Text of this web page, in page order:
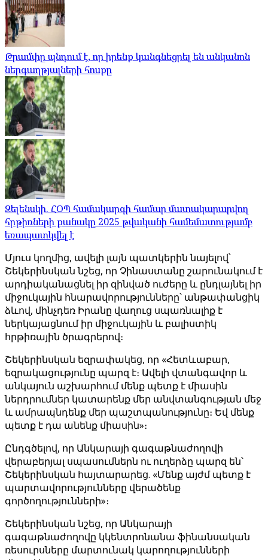
Թրամփը պնդում է, որ իրենք կանգնեցրել են անկանոն
ներգաղթյալների հոսքը
Զելենսկի. ՀՕՊ համակարգի համար մատակարարվող
հրթիռների քանակը 2025 թվականի համեմատությամբ
եռապատկվել է
Մյուս կողմից, ավելի լայն պատկերին նայելով՝
Շեկերինսկան նշեց, որ Չինաստանը շարունակում է
արդիականացնել իր զինված ուժերը և ընդլայնել իր
միջուկային հնարավորությունները՝ անթափանցիկ
ձևով, մինչդեռ Իրանը վաղուց սպառնալիք է
ներկայացնում իր միջուկային և բալիստիկ
հրթիռային ծրագրերով։
Շեկերինսկան եզրափակեց, որ «Հետևաբար,
եզրակացությունը պարզ է։ Ավելի վտանգավոր և
անկայուն աշխարհում մենք պետք է միասին
ներդրումներ կատարենք մեր անվտանգության մեջ
և ամրապնդենք մեր պաշտպանությունը։ Եվ մենք
պետք է դա անենք միասին»։
Ընդգծելով, որ Անկարայի գագաթնաժողովի
վերաբերյալ սպասումներն ու ուղերձը պարզ են՝
Շեկերինսկան հայտարարեց. «Մենք այժմ պետք է
պարտավորությունները վերածենք
գործողությունների»։
Շեկերինսկան նշեց, որ Անկարայի
գագաթնաժողովը կկենտրոնանա ֆինանսական
ռեսուրսները մարտունակ կարողությունների